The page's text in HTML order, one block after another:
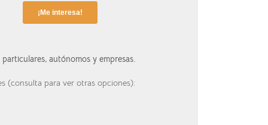
autónomos y empresas.
(consulta para ver otras opciones):